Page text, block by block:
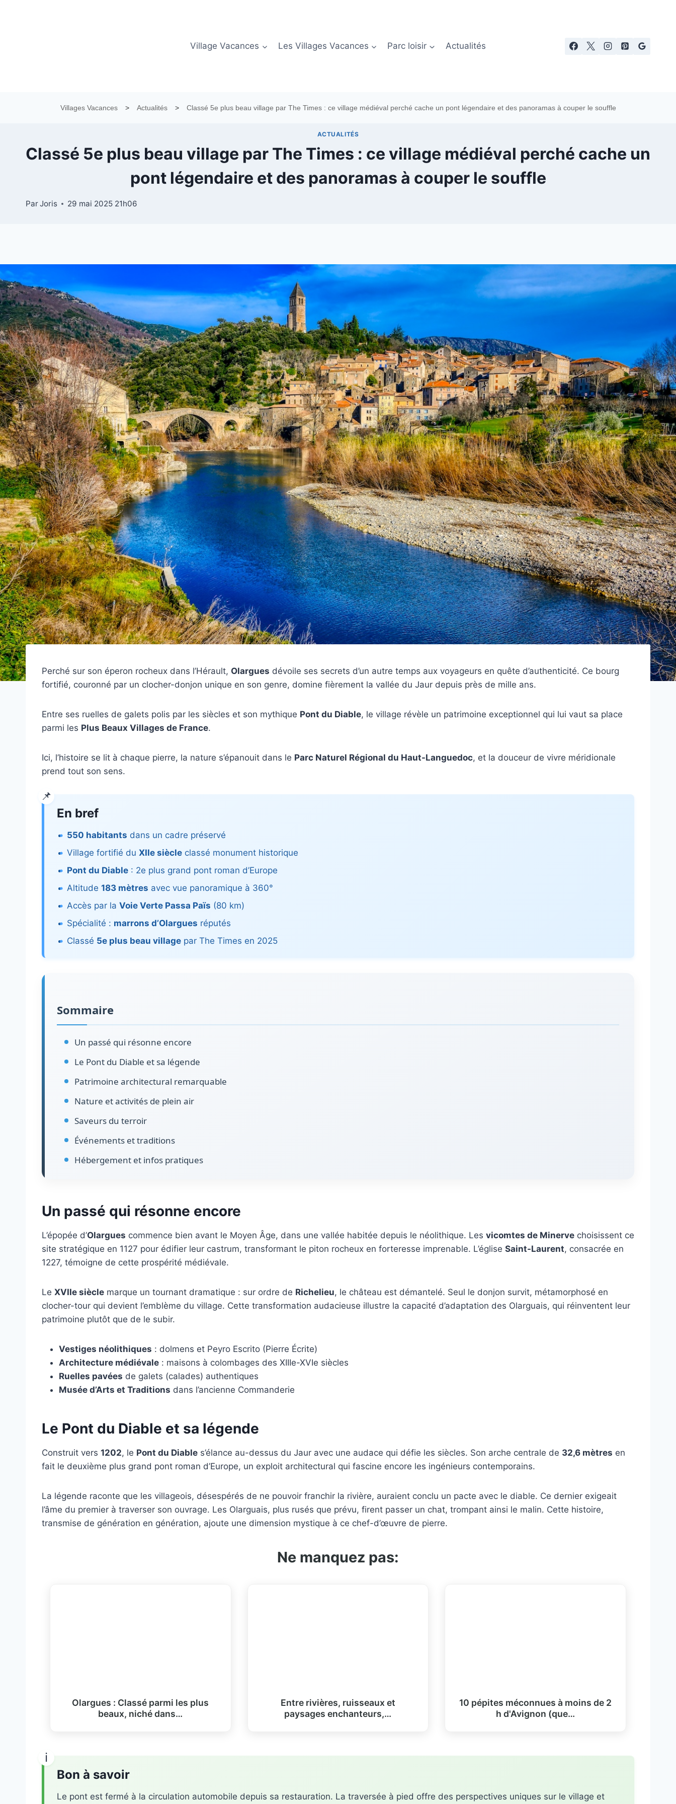
Village Vacances
Les Villages Vacances Parc loisir Actualités
Villages Vacances > Actualités > Classé 5e plus beau village par The Times : ce village médiéval perché cache un pont légendaire et des panoramas à couper le souffle
ACTUALITÉS
Classé 5e plus beau village par The Times : ce village médiéval perché cache un
pont légendaire et des panoramas à couper le souffle
ParJoris 29 mai 2025 21h06
Perché sur son éperon rocheux dans l’Hérault, Olargues dévoile ses secrets d’un autre temps aux voyageurs en quête d’authenticité. Ce bourg
fortifié, couronné par un clocher-donjon unique en son genre, domine fièrement la vallée du Jaur depuis près de mille ans.
Entre ses ruelles de galets polis par les siècles et son mythique Pont du Diable, le village révèle un patrimoine exceptionnel qui lui vaut sa place
parmi les Plus Beaux Villages de France.
Ici, l’histoire se lit à chaque pierre, la nature s’épanouit dans le Parc Naturel Régional du Haut-Languedoc, et la douceur de vivre méridionale
prend tout son sens.
En bref
550 habitants dans un cadre préservé
Village fortifié du XIIe siècle classé monument historique
Pont du Diable : 2e plus grand pont roman d’Europe
Altitude 183 mètres avec vue panoramique à 360°
Accès par la Voie Verte Passa Païs (80 km)
Spécialité : marrons d’Olargues réputés
Classé 5e plus beau village par The Times en 2025
Sommaire
Un passé qui résonne encore
Le Pont du Diable et sa légende
Patrimoine architectural remarquable
Nature et activités de plein air
Saveurs du terroir
Événements et traditions
Hébergement et infos pratiques
Un passé qui résonne encore
L’épopée d’Olargues commence bien avant le Moyen Âge, dans une vallée habitée depuis le néolithique. Les vicomtes de Minerve choisissent ce
site stratégique en 1127 pour édifier leur castrum, transformant le piton rocheux en forteresse imprenable. L’église Saint-Laurent, consacrée en
1227, témoigne de cette prospérité médiévale.
Le XVIIe siècle marque un tournant dramatique : sur ordre de Richelieu, le château est démantelé. Seul le donjon survit, métamorphosé en
clocher-tour qui devient l’emblème du village. Cette transformation audacieuse illustre la capacité d’adaptation des Olarguais, qui réinventent leur
patrimoine plutôt que de le subir.
Vestiges néolithiques : dolmens et Peyro Escrito (Pierre Écrite)
Architecture médiévale : maisons à colombages des XIIIe-XVIe siècles
Ruelles pavées de galets (calades) authentiques
Musée d’Arts et Traditions dans l’ancienne Commanderie
Le Pont du Diable et sa légende
Construit vers 1202, le Pont du Diable s’élance au-dessus du Jaur avec une audace qui défie les siècles. Son arche centrale de 32,6 mètres en
fait le deuxième plus grand pont roman d’Europe, un exploit architectural qui fascine encore les ingénieurs contemporains.
La légende raconte que les villageois, désespérés de ne pouvoir franchir la rivière, auraient conclu un pacte avec le diable. Ce dernier exigeait
l’âme du premier à traverser son ouvrage. Les Olarguais, plus rusés que prévu, firent passer un chat, trompant ainsi le malin. Cette histoire,
transmise de génération en génération, ajoute une dimension mystique à ce chef-d’œuvre de pierre.
Ne manquez pas:
Olargues : Classé parmi les plus
beaux, niché dans…
Entre rivières, ruisseaux et
paysages enchanteurs,…
10 pépites méconnues à moins de 2
h d'Avignon (que…
Bon à savoir
Le pont est fermé à la circulation automobile depuis sa restauration. La traversée à pied offre des perspectives uniques sur le village et